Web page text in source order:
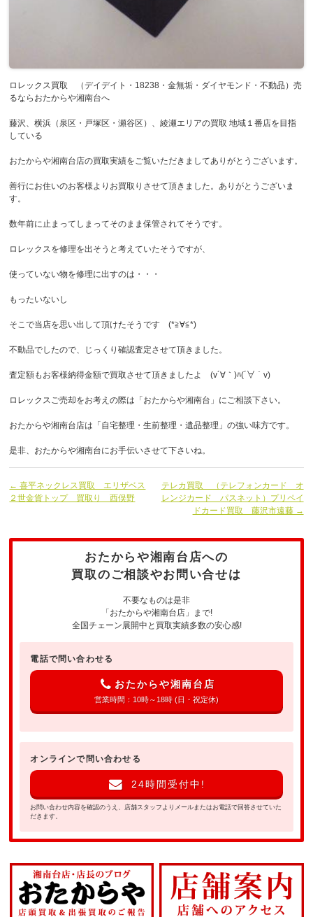
ロレックス買取 （デイデイト・18238・金無垢・ダイヤモンド・不動品）売
るならおたからや湘南台へ
藤沢、横浜（泉区・戸塚区・瀬谷区）、綾瀬エリアの買取 地域１番店を目指
している
おたからや湘南台店の買取実績をご覧いただきましてありがとうございます。
善行にお住いのお客様よりお買取りさせて頂きました。ありがとうございま
す。
数年前に止まってしまってそのまま保管されてそうです。
ロレックスを修理を出そうと考えていたそうですが、
使っていない物を修理に出すのは・・・
もったいないし
そこで当店を思い出して頂けたそうです (*≧∀≦*)
不動品でしたので、じっくり確認査定させて頂きました。
査定額もお客様納得金額で買取させて頂きましたよ (v´∀｀)ﾊ(´∀｀v)
ロレックスご売却をお考えの際は「おたからや湘南台」にご相談下さい。
おたからや湘南台店は「自宅整理・生前整理・遺品整理」の強い味方です。
是非、おたからや湘南台にお手伝いさせて下さいね。
← 喜平ネックレス買取 エリザベス
２世金貨トップ 買取り 西俣野
テレカ買取 （テレフォンカード オ
レンジカード パスネット）プリペイ
ドカード買取 藤沢市遠藤 →
おたからや湘南台店への
買取のご相談やお問い合せは
不要なものは是非
「おたからや湘南台店」まで!
全国チェーン展開中と買取実績多数の安心感!
電話で問い合わせる
おたからや湘南台店
営業時間：10時～18時 (日・祝定休)
オンラインで問い合わせる
24時間受付中!
お問い合わせ内容を確認のうえ、店舗スタッフよりメールまたはお電話で回答させていた
だきます。